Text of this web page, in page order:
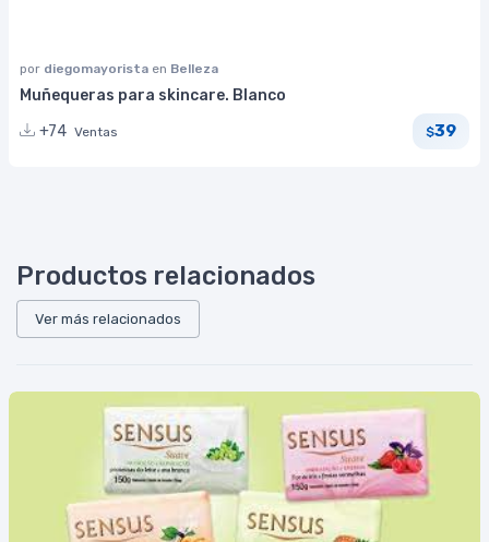
por diegomayorista en Belleza
Muñequeras para skincare. Blanco
+74 Ventas $39
Productos relacionados
Ver más relacionados